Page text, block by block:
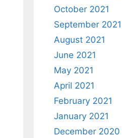
October 2021
September 2021
August 2021
June 2021
May 2021
April 2021
February 2021
January 2021
December 2020